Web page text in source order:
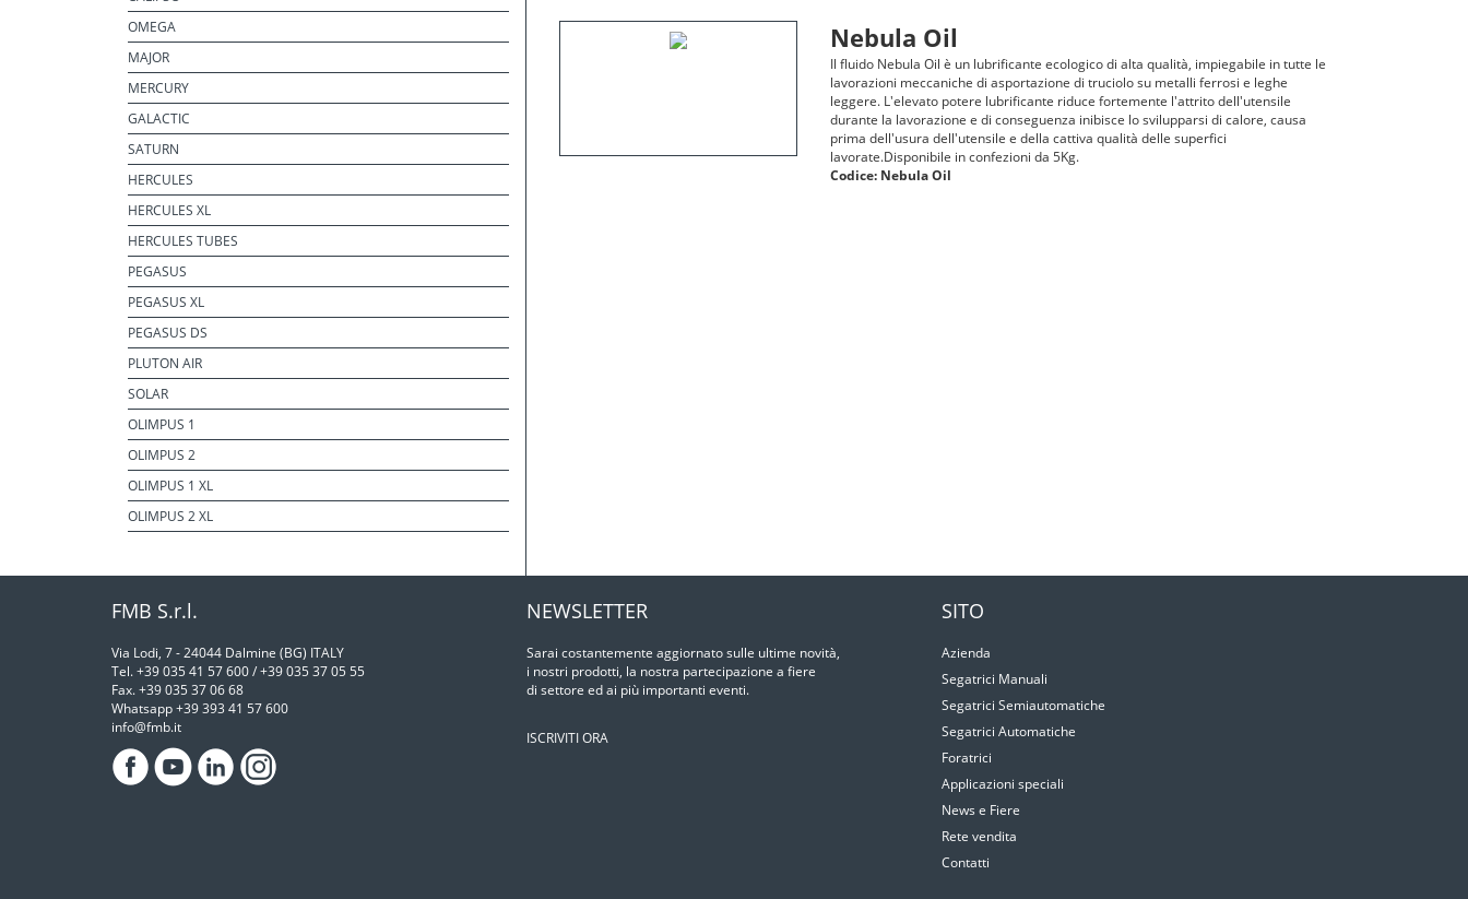
OMEGA
MAJOR
MERCURY
GALACTIC
SATURN
HERCULES
HERCULES XL
HERCULES TUBES
PEGASUS
PEGASUS XL
PEGASUS DS
PLUTON AIR
SOLAR
OLIMPUS 1
OLIMPUS 2
OLIMPUS 1 XL
OLIMPUS 2 XL
Nebula Oil
Il fluido Nebula Oil è un lubrificante ecologico di alta qualità, impiegabile in tutte le
lavorazioni meccaniche di asportazione di truciolo su metalli ferrosi e leghe
leggere. L'elevato potere lubrificante riduce fortemente l'attrito dell'utensile
durante la lavorazione e di conseguenza inibisce lo svilupparsi di calore, causa
prima dell'usura dell'utensile e della cattiva qualità delle superfici
lavorate.Disponibile in confezioni da 5Kg.
Codice: Nebula Oil
FMB S.r.l.
Via Lodi, 7 - 24044 Dalmine (BG) ITALY
Tel. +39 035 41 57 600 / +39 035 37 05 55
Fax. +39 035 37 06 68
Whatsapp +39 393 41 57 600
info@fmb.it
NEWSLETTER
Sarai costantemente aggiornato sulle ultime novità,
i nostri prodotti, la nostra partecipazione a ﬁere
di settore ed ai più importanti eventi.
ISCRIVITI ORA
SITO
Azienda
Segatrici Manuali
Segatrici Semiautomatiche
Segatrici Automatiche
Foratrici
Applicazioni speciali
News e Fiere
Rete vendita
Contatti